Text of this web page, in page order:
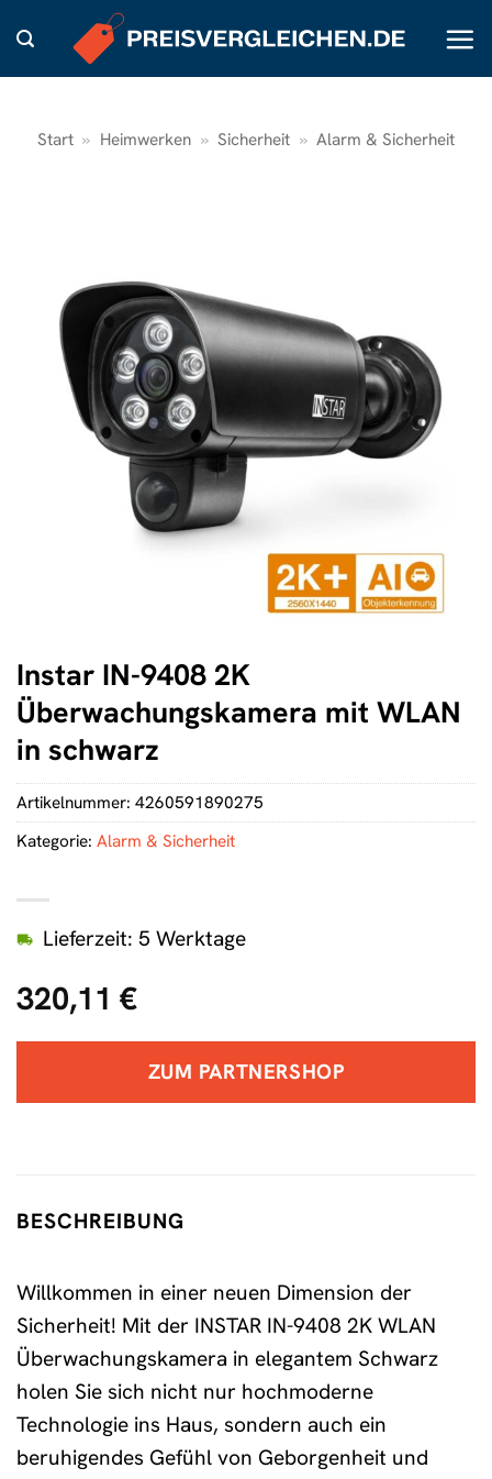
Inhalt
springen
Start » Heimwerken » Sicherheit » Alarm & Sicherheit
Instar IN-9408 2K
Überwachungskamera mit WLAN
in schwarz
320,11 €
Lieferzeit: 5 Werktage
ZUM PARTNERSHOP
Artikelnummer: 4260591890275
Kategorie: Alarm & Sicherheit
BESCHREIBUNG
Willkommen in einer neuen Dimension der
Sicherheit! Mit der INSTAR IN-9408 2K WLAN
Überwachungskamera in elegantem Schwarz
holen Sie sich nicht nur hochmoderne
Technologie ins Haus, sondern auch ein
beruhigendes Gefühl von Geborgenheit und